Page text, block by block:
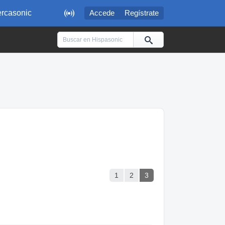
 Accede Regístrate
1 2 3